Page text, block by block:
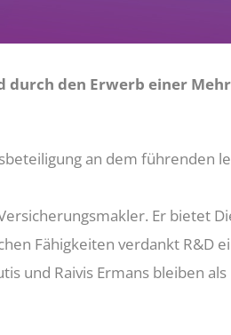
durch den Erwerb einer
an dem führenden
Er bietet
Fähigkeiten verdankt R&D
und Raivis Ermans bleiben